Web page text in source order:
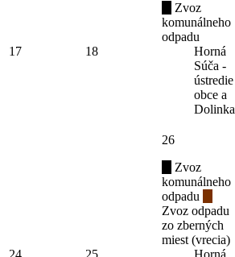
17 18
Zvoz
komunálneho
odpadu
Horná
Súča -
ústredie
obce a
Dolinka
26
Zvoz
komunálneho
odpadu
Zvoz odpadu
zo zberných
miest (vrecia)